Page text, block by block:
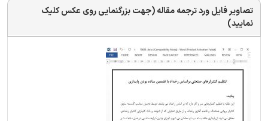
تصاویر فایل ورد ترجمه مقاله (جهت بزرگنمایی روی عکس کلیک
نمایید)